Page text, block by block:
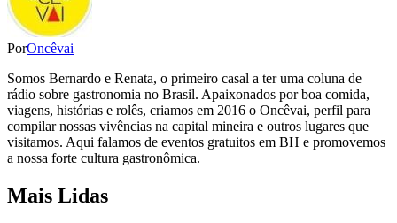
PorOncêvai
Somos Bernardo e Renata, o primeiro casal a ter uma coluna de
rádio sobre gastronomia no Brasil. Apaixonados por boa comida,
viagens, histórias e rolês, criamos em 2016 o Oncêvai, perfil para
compilar nossas vivências na capital mineira e outros lugares que
visitamos. Aqui falamos de eventos gratuitos em BH e promovemos
a nossa forte cultura gastronômica.
Mais Lidas